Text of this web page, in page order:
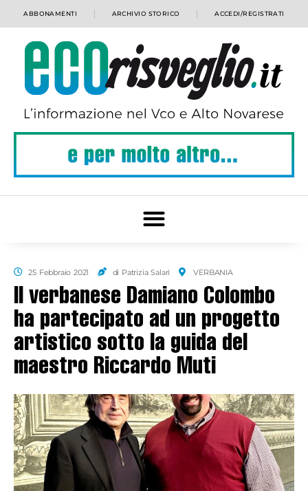
ABBONAMENTI ARCHIVIO STORICO ACCEDI/REGISTRATI
25 Febbraio 2021 di Patrizia Salari VERBANIA
Il verbanese Damiano Colombo
ha partecipato ad un progetto
artistico sotto la guida del
maestro Riccardo Muti